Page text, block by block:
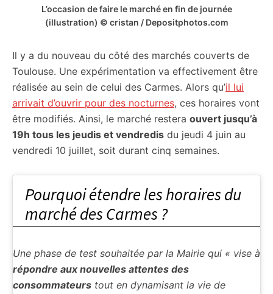
L’occasion de faire le marché en fin de journée
(illustration) © cristan / Depositphotos.com
Il y a du nouveau du côté des marchés couverts de
Toulouse. Une expérimentation va effectivement être
réalisée au sein de celui des Carmes. Alors qu’il lui
arrivait d’ouvrir pour des nocturnes, ces horaires vont
être modifiés. Ainsi, le marché restera ouvert jusqu’à
19h tous les jeudis et vendredis du jeudi 4 juin au
vendredi 10 juillet, soit durant cinq semaines.
Pourquoi étendre les horaires du
marché des Carmes ?
Une phase de test souhaitée par la Mairie qui « vise à
répondre aux nouvelles attentes des
consommateurs tout en dynamisant la vie de